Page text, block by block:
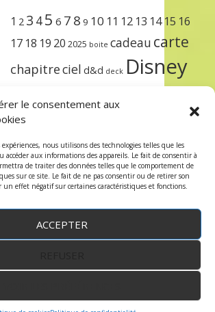
le consentement aux
nous utilisons des technologies telles que les
accéder aux informations des appareils. Le fait de consentir à
de traiter des données telles que le comportement de
sur ce site. Le fait de ne pas consentir ou de retirer son
effet négatif sur certaines caractéristiques et fonctions.
ACCEPTER
1 2 3 45 6 7 8 9 10 11 12 13 14 15 16
17 18 19 20 2025 boite cadeau carte
chapitreciel d&d deck Disney
lorcana
protègeprécommandesetsleeve
terre trois unlockursula étincelant
© 2023 robindesjeux.com -Mentions